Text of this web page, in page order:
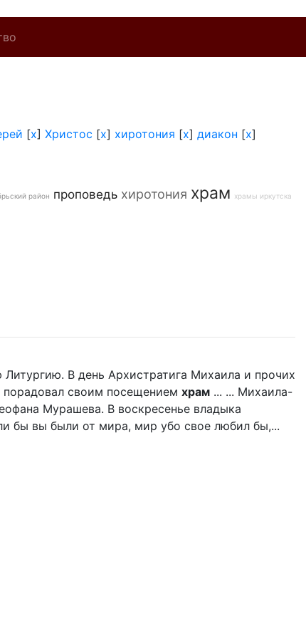
[x] Христос [x] хиротония [x] диакон [x]
район проповедь хиротония храм храмы иркутска
В день Архистратига Михаила и прочих
порадовал своим посещением храм ... ... Михаила-
Мурашева. В воскресенье владыка
бы вы были от мира, мир убо свое любил бы,...